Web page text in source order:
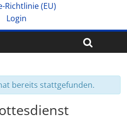
Richtlinie (EU)
Login
bereits stattgefunden.